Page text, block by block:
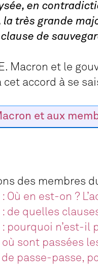
en
la très grande
de
Macron et le
cet accord à se
et aux
des membres
Où en est-on ?
de quelles
pourquoi n’est-il
sont passées
de passe-passe,